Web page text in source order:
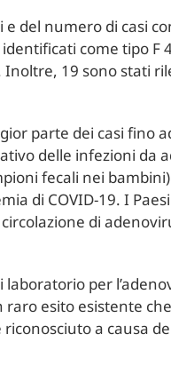
e del numero di casi
come tipo F
19 sono stati
parte dei casi fino
delle infezioni da
fecali nei
di COVID-19. I
di
per
esito esistente
a causa